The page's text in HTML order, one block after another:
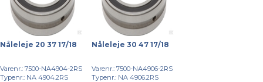
Nåleleje 20 37 17/18
Varenr.: 7500-NA4904-2RS
Typenr.: NA 4904.2RS
Nåleleje 30 47 17/18
Varenr.: 7500-NA4906-2RS
Typenr.: NA 4906.2RS